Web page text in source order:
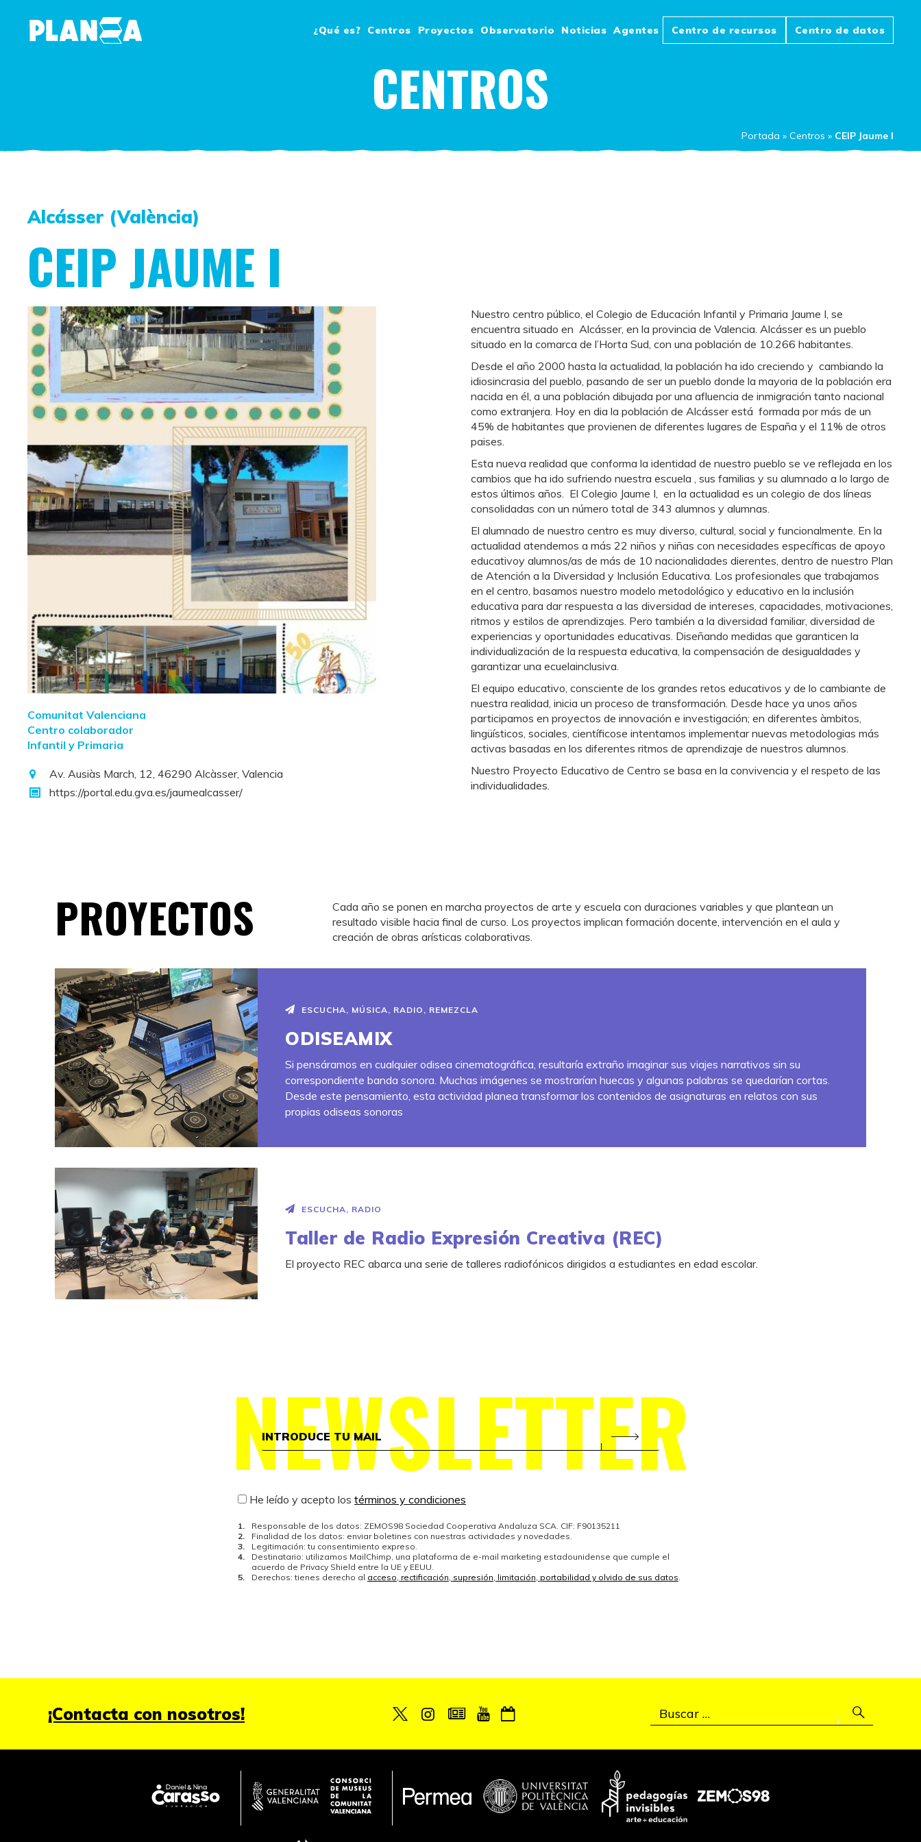
¿Qué es? Centros Proyectos Observatorio Noticias Agentes Centro de recursos Centro de datos
CENTROS
Portada » Centros » CEIP Jaume I
Alcásser (València)
CEIP JAUME I
Comunitat Valenciana
Centro colaborador
Infantil y Primaria
Av. Ausiàs March, 12, 46290 Alcàsser, Valencia
https://portal.edu.gva.es/jaumealcasser/
Nuestro centro público, el Colegio de Educación Infantil y Primaria Jaume I, se
encuentra situado en Alcásser, en la provincia de Valencia. Alcásser es un pueblo
situado en la comarca de l’Horta Sud, con una población de 10.266 habitantes.
Desde el año 2000 hasta la actualidad, la población ha ido creciendo y cambiando la
idiosincrasia del pueblo, pasando de ser un pueblo donde la mayoria de la población era
nacida en él, a una población dibujada por una afluencia de inmigración tanto nacional
como extranjera. Hoy en dia la población de Alcásser está formada por más de un
45% de habitantes que provienen de diferentes lugares de España y el 11% de otros
paises.
Esta nueva realidad que conforma la identidad de nuestro pueblo se ve reflejada en los
cambios que ha ido sufriendo nuestra escuela , sus familias y su alumnado a lo largo de
estos últimos años. El Colegio Jaume I, en la actualidad es un colegio de dos líneas
consolidadas con un número total de 343 alumnos y alumnas.
El alumnado de nuestro centro es muy diverso, cultural, social y funcionalmente. En la
actualidad atendemos a más 22 niños y niñas con necesidades específicas de apoyo
educativoy alumnos/as de más de 10 nacionalidades dierentes, dentro de nuestro Plan
de Atención a la Diversidad y Inclusión Educativa. Los profesionales que trabajamos
en el centro, basamos nuestro modelo metodológico y educativo en la inclusión
educativa para dar respuesta a las diversidad de intereses, capacidades, motivaciones,
ritmos y estilos de aprendizajes. Pero también a la diversidad familiar, diversidad de
experiencias y oportunidades educativas. Diseñando medidas que garanticen la
individualización de la respuesta educativa, la compensación de desigualdades y
garantizar una ecuelainclusiva.
El equipo educativo, consciente de los grandes retos educativos y de lo cambiante de
nuestra realidad, inicia un proceso de transformación. Desde hace ya unos años
participamos en proyectos de innovación e investigación; en diferentes àmbitos,
lingüísticos, sociales, científicose intentamos implementar nuevas metodologias más
activas basadas en los diferentes ritmos de aprendizaje de nuestros alumnos.
Nuestro Proyecto Educativo de Centro se basa en la convivencia y el respeto de las
individualidades.
PROYECTOS
Cada año se ponen en marcha proyectos de arte y escuela con duraciones variables y que plantean un
resultado visible hacia final de curso. Los proyectos implican formación docente, intervención en el aula y
creación de obras arísticas colaborativas.
ESCUCHA, MÚSICA, RADIO , REMEZCLA
ODISEAMIX
Si pensáramos en cualquier odisea cinematográfica, resultaría extraño imaginar sus viajes narrativos sin su
correspondiente banda sonora. Muchas imágenes se mostrarían huecas y algunas palabras se quedarían cortas.
Desde este pensamiento, esta actividad planea transformar los contenidos de asignaturas en relatos con sus
propias odiseas sonoras
ESCUCHA, RADIO
Taller de Radio Expresión Creativa (REC)
El proyecto REC abarca una serie de talleres radiofónicos dirigidos a estudiantes en edad escolar.
NEWSLETTER
He leído y acepto los términos y condiciones
Responsable de los datos: ZEMOS98 Sociedad Cooperativa Andaluza SCA. CIF: F90135211
Finalidad de los datos: enviar boletines con nuestras actividades y novedades.
Legitimación: tu consentimiento expreso.
Destinatario: utilizamos MailChimp, una plataforma de e-mail marketing estadounidense que cumple el
acuerdo de Privacy Shield entre la UE y EEUU.
Derechos: tienes derecho al acceso, rectificación, supresión, limitación, portabilidad y olvido de sus datos.
¡Contacta con nosotros!